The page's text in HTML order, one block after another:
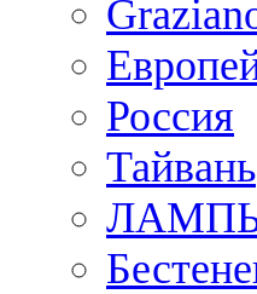
Россия
Тайвань